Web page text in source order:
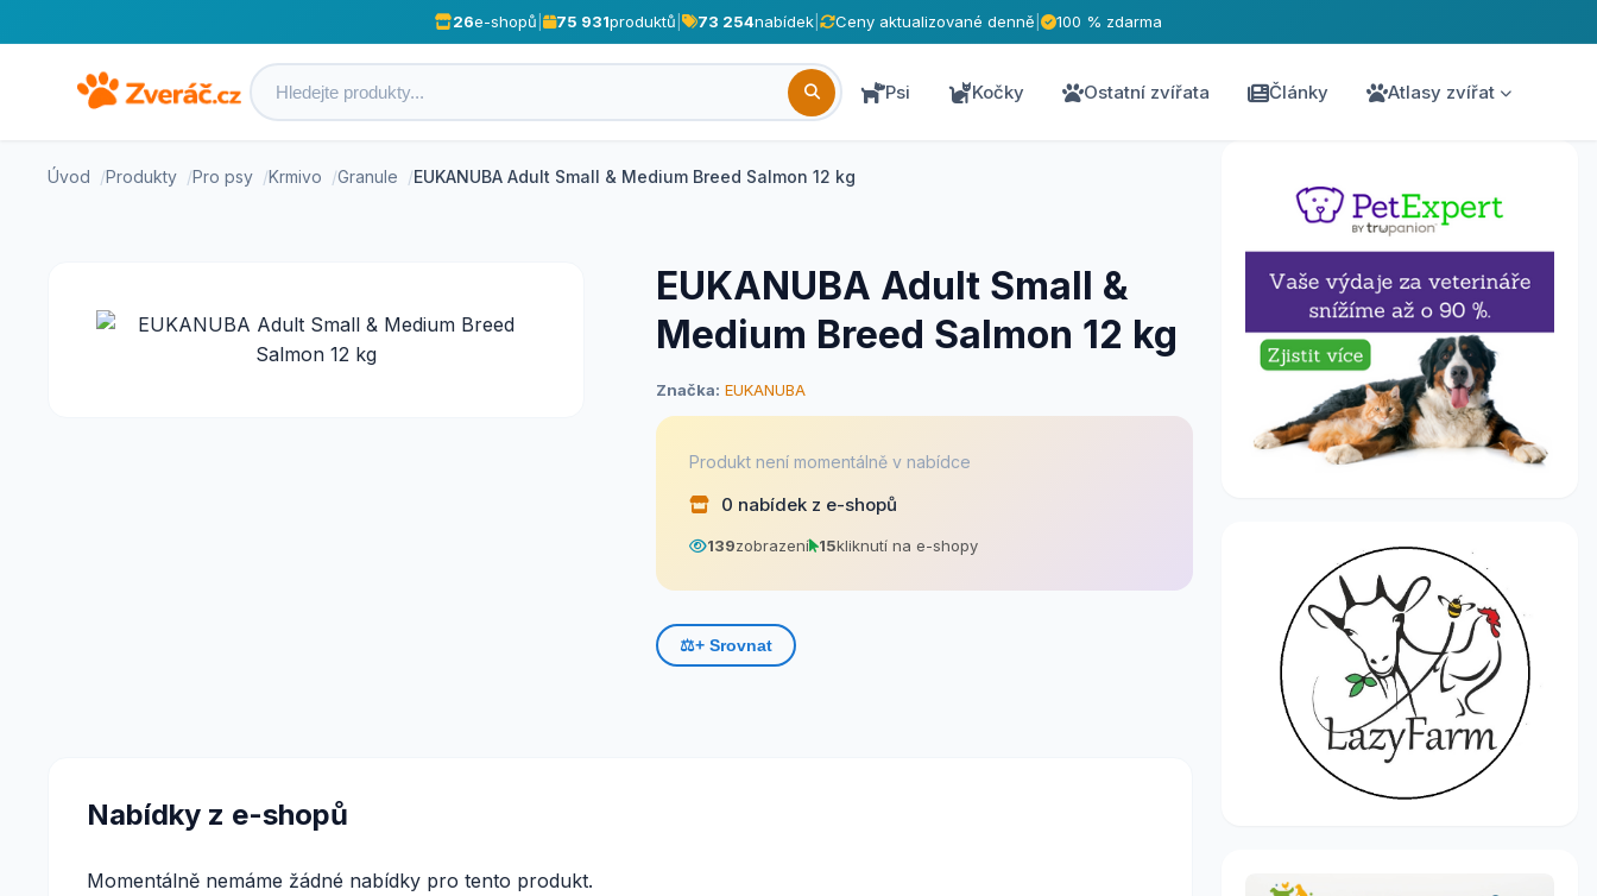
26e-shopů 75 931produktů 73 254nabídek Ceny aktualizované denně 100 % zdarma
Psi Kočky Ostatní zvířata Články Atlasy zvířat
Úvod Produkty Pro psy Krmivo Granule EUKANUBA Adult Small & Medium Breed Salmon 12 kg
EUKANUBA Adult Small &
Medium Breed Salmon 12 kg
Značka: EUKANUBA
Produkt není momentálně v nabídce
0 nabídek z e-shopů
139zobrazení 15kliknutí na e-shopy
⚖️+ Srovnat
Nabídky z e-shopů
Momentálně nemáme žádné nabídky pro tento produkt.